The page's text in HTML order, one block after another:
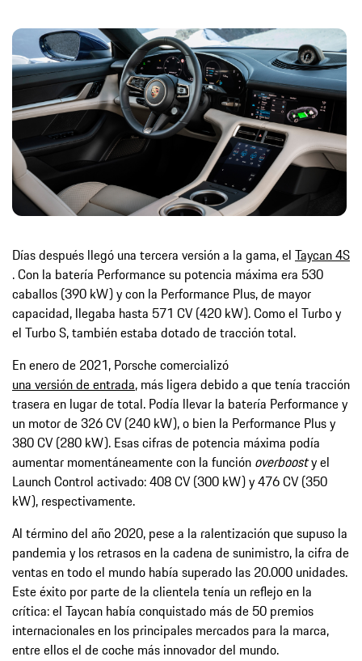
Días después llegó una tercera versión a la gama, el Taycan 4S
. Con la batería Performance su potencia máxima era 530
caballos (390 kW) y con la Performance Plus, de mayor
capacidad, llegaba hasta 571 CV (420 kW). Como el Turbo y
el Turbo S, también estaba dotado de tracción total.
En enero de 2021, Porsche comercializó
una versión de entrada, más ligera debido a que tenía tracción
trasera en lugar de total. Podía llevar la batería Performance y
un motor de 326 CV (240 kW), o bien la Performance Plus y
380 CV (280 kW). Esas cifras de potencia máxima podía
aumentar momentáneamente con la función overboosty el
Launch Control activado: 408 CV (300 kW) y 476 CV (350
kW), respectivamente.
Al término del año 2020, pese a la ralentización que supuso la
pandemia y los retrasos en la cadena de sunimistro, la cifra de
ventas en todo el mundo había superado las 20.000 unidades.
Este éxito por parte de la clientela tenía un reflejo en la
crítica: el Taycan había conquistado más de 50 premios
internacionales en los principales mercados para la marca,
entre ellos el de coche más innovador del mundo.